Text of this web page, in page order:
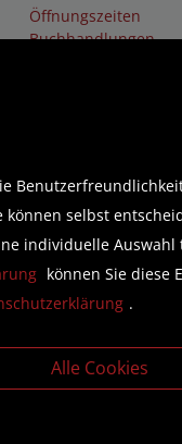
Öffnungszeiten
Buchhandlungen
Folgen Sie uns auf
selbst
individuelle Auswahl
können Sie diese
.
Alle Cookies